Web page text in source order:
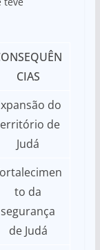
CIAS
do
de
Judá
to da
segurança
de Judá